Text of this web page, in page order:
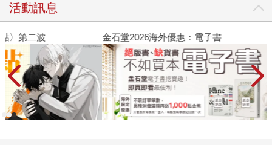
活動訊息
金石堂2026海外優惠：電子書